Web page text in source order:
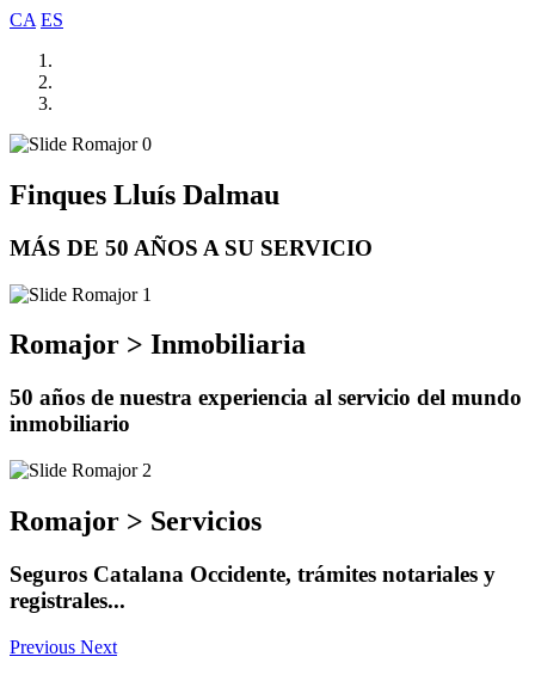
CA ES
Finques Lluís Dalmau
MÁS DE 50 AÑOS A SU SERVICIO
Romajor > Inmobiliaria
50 años de nuestra experiencia al servicio del mundo
inmobiliario
Romajor > Servicios
Seguros Catalana Occidente, trámites notariales y
registrales...
Previous Next